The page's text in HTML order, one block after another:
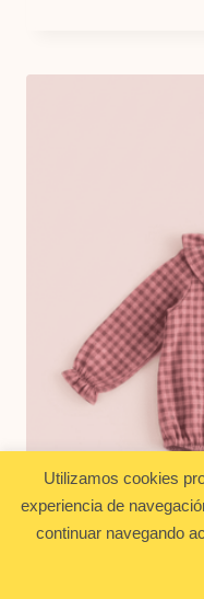
Utilizamos cookies
experiencia de
continuar navegando